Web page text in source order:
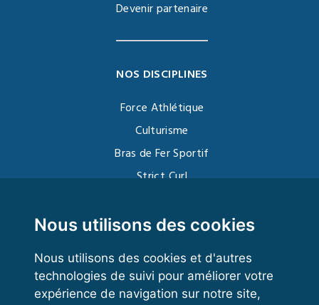
Nous utilisons des cookies
Nous utilisons des cookies et d'autres
technologies de suivi pour améliorer votre
expérience de navigation sur notre site,
Devenir partenaire
NOS DISCIPLINES
Force Athlétique
Culturisme
Bras de Fer Sportif
Strict Curl
Kettlebell
VOS ESPACES